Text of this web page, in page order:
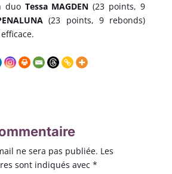
duo Tessa MAGDEN (23 points, 9
(23 points, 9 rebonds)
ne sera pas publiée. Les
sont indiqués avec *